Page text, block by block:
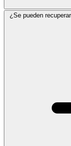
¿Se pueden